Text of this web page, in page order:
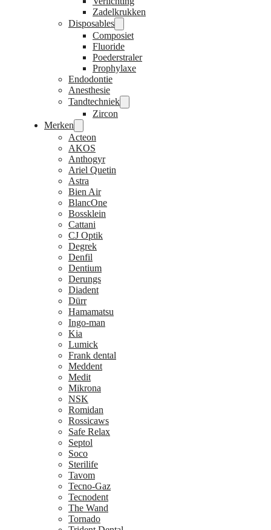
Zadelkrukken
Disposables
Composiet
Fluoride
Poederstraler
Prophylaxe
Endodontie
Anesthesie
Tandtechniek
Zircon
Merken
Acteon
AKOS
Anthogyr
Ariel Quetin
Astra
Bien Air
BlancOne
Bossklein
Cattani
CJ Optik
Degrek
Denfil
Dentium
Derungs
Diadent
Dürr
Hamamatsu
Ingo-man
Kia
Lumick
Frank dental
Meddent
Medit
Mikrona
NSK
Romidan
Rossicaws
Safe Relax
Septol
Soco
Sterilife
Tavom
Tecno-Gaz
Tecnodent
The Wand
Tornado